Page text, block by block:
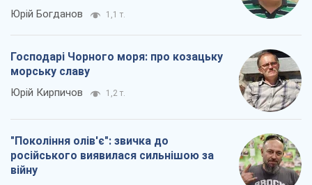
Юрій Богданов 1,1 т.
Господарі Чорного моря: про козацьку
морську славу
Юрій Кирпичов 1,2 т.
"Покоління олів'є": звичка до
російського виявилася сильнішою за
війну